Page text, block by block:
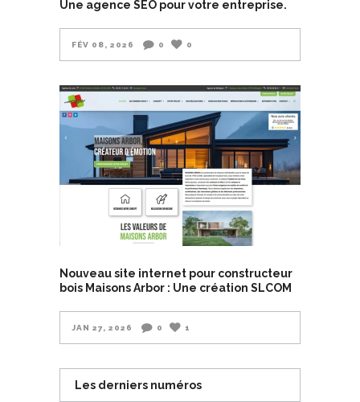
Une agence SEO pour votre entreprise.
FÉV 08, 2026 0 0
Nouveau site internet pour constructeur
bois Maisons Arbor : Une création SLCOM
JAN 27, 2026 0 1
Les derniers numéros